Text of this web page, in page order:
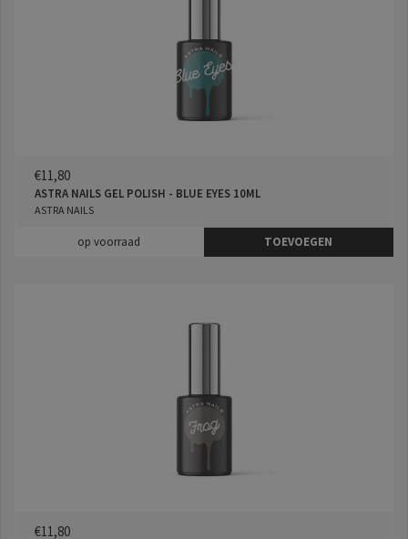
€11,80
ASTRA NAILS GEL POLISH - BLUE EYES 10ML
ASTRA NAILS
op voorraad TOEVOEGEN
€11,80